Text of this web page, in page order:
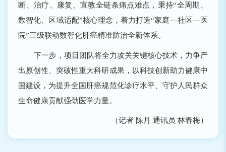
断、治疗、康复、宣教全链条痛点难点，秉持“全周期、
数智化、区域适配”核心理念，着力打造“家庭―社区―医
院”三级联动数智化肝癌精准防治全新体系。
下一步，项目团队将全力攻关关键核心技术，力争产
出原创性、突破性重大科研成果，以科技创新助力健康中
国建设，为提升全国肝癌规范化诊疗水平、守护人民群众
生命健康贡献强劲医学力量。
（记者 陈丹 通讯员 林春梅）